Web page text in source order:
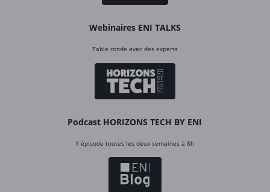
Webinaires ENI TALKS
Table ronde avec des experts
Podcast HORIZONS TECH BY ENI
1 épisode toutes les deux semaines à 8h